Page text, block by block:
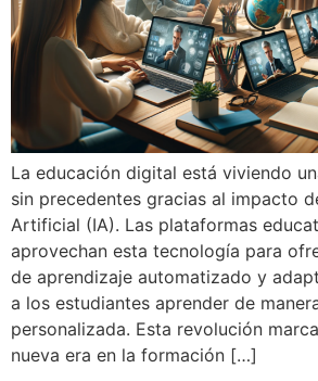
La educación digital está viviendo
sin precedentes gracias al impacto
Artificial (IA). Las plataformas
aprovechan esta tecnología para
de aprendizaje automatizado y
a los estudiantes aprender de
personalizada. Esta revolución
nueva era en la formación […]